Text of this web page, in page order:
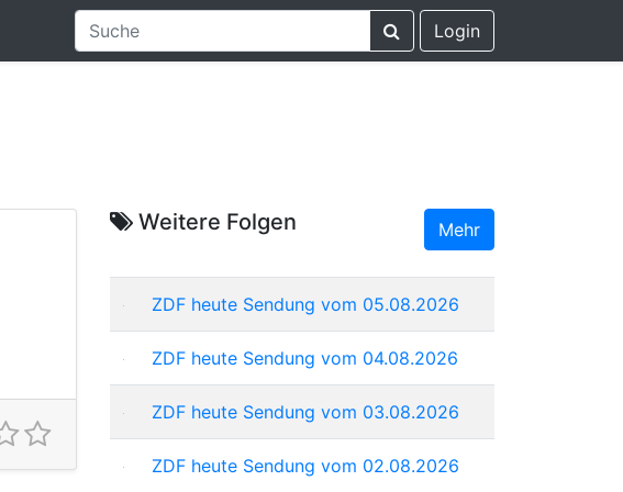
Login
Weitere Folgen Mehr
ZDF heute Sendung vom 05.08.2026
ZDF heute Sendung vom 04.08.2026
ZDF heute Sendung vom 03.08.2026
ZDF heute Sendung vom 02.08.2026